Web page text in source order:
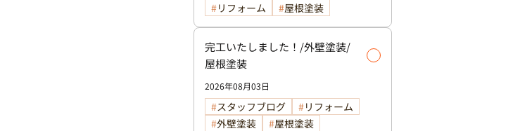
リフォーム
屋根塗装
完工いたしました！/外壁塗装/
屋根塗装
2026年08月03日
スタッフブログ
リフォーム
外壁塗装
屋根塗装